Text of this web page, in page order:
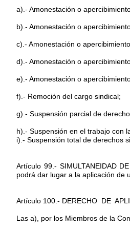
a).- Amonestación o
b).- Amonestación o
c).- Amonestación o
d).- Amonestación o
e).- Amonestación o
f).- Remoción del cargo sindical;
g).- Suspensión parcial de
h).- Suspensión en el trabajo con
i).- Suspensión total de derechos
Artículo 99.- SIMULTANEIDAD
podrá dar lugar a la aplicación de
Artículo 100.- DERECHO DE
Las a), por los Miembros de la